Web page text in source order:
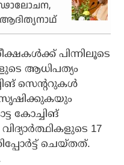
ആദിത്യനാഥ്
പിന്നിലൂടെ
ആധിപത്യം
സെന്ററുകൾ
സൃഷിക്കുകയും
കോച്ചിങ്
17
ചെയ്തത്.